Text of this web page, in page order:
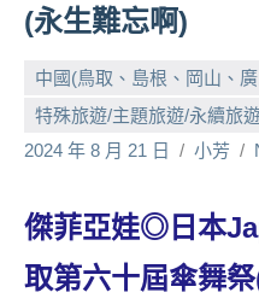
路、
節
目
News
金
探
(永生難忘啊)
中國(鳥取、島根、岡山、
特殊旅遊/主題旅遊/永續旅
2024 年 8 月 21 日
小芳
傑菲亞娃◎日本
取第六十屆傘舞